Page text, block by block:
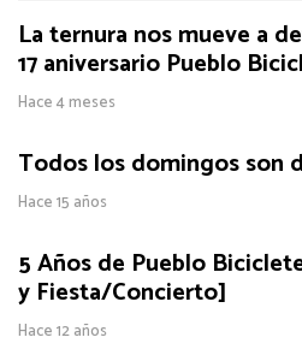
La ternura nos mueve a
17 aniversario Pueblo
Hace 4 meses
Todos los domingos son
Hace 15 años
5 Años de Pueblo
y Fiesta/Concierto]
Hace 12 años